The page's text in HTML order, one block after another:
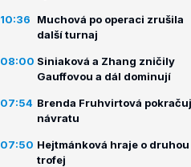
10:36
Muchová po operaci zrušila
další turnaj
08:00 Siniaková a Zhang zničily
Gauffovou a dál dominují
07:54 Brenda Fruhvirtová
návratu
07:50 Hejtmánková hraje o druhou
trofej